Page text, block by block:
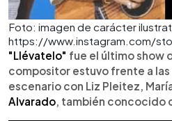
Foto: imagen de carácter
https://www.instagram.com/
"Llévatelo" fue el último show
compositor estuvo frente a
escenario con Liz Pleitez,
Alvarado , también concocido